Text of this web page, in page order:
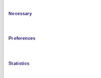
Necessary
Preferences
Statistics
społeczeństwo
ważnym zadaniem.
Ważne jest, aby dzielić
niepełnosprawności.
konferencje,